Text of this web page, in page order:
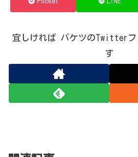
宜しければ バケツのTwitterフ
す